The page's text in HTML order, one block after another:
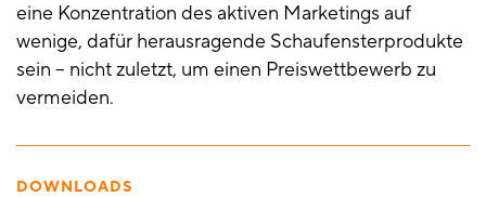
eine Konzentration des aktiven Marketings auf
wenige, dafür herausragende Schaufensterprodukte
sein – nicht zuletzt, um einen Preiswettbewerb zu
vermeiden.
DOWNLOADS